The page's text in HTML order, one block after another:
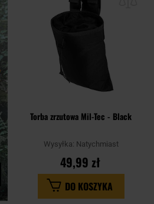
Torba zrzutowa Mil-Tec - Black
Wysyłka: Natychmiast
49,99 zł
DO KOSZYKA